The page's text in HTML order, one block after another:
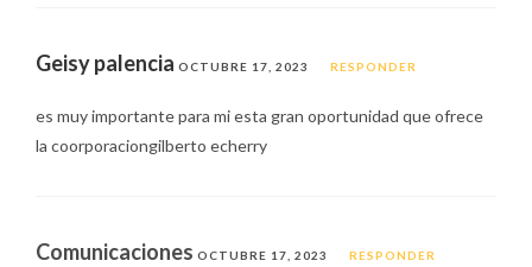
Geisy palencia OCTUBRE 17, 2023 RESPONDER
es muy importante para mi esta gran oportunidad que ofrece
la coorporaciongilberto echerry
Comunicaciones OCTUBRE 17, 2023 RESPONDER